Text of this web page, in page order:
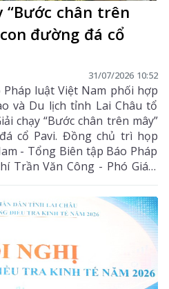
“Bước chân trên
đường đá cổ
31/07/2026 10:52
luật Việt Nam phối hợp
và Du lịch tỉnh Lai Châu tổ
chạy “Bước chân trên mây”
cổ Pavi. Đồng chủ trì họp
- Tổng Biên tập Báo Pháp
Trần Văn Công - Phó Giám
và Du lịch tỉnh Lai Châu.